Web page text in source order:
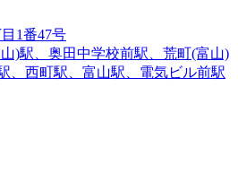
1番47号
)駅、奥田中学校前駅、荒町(富山)
、西町駅、富山駅、電気ビル前駅